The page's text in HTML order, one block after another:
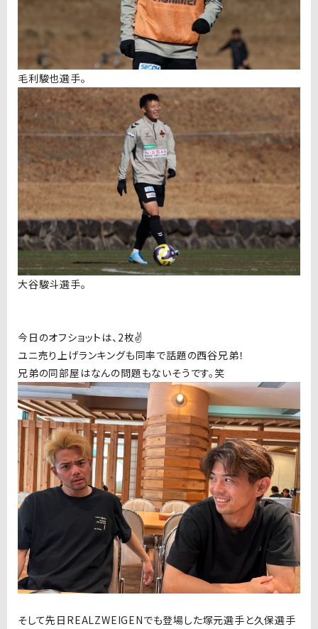
毛利駿也選手。
大谷駿斗選手。
今日のオフショットは、2枚✌️
ユニ売り上げランキングも同率で話題の西谷兄弟！
兄弟の同部屋はなんの問題もないそうです。笑
そして先日REALZWEIGENでも登場した塚元選手と久保選手